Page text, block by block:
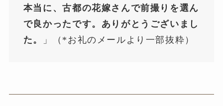
本当に、古都の花嫁さんで前撮りを選ん
で良かったです。ありがとうございまし
た。
」（*お礼のメールより一部抜粋）